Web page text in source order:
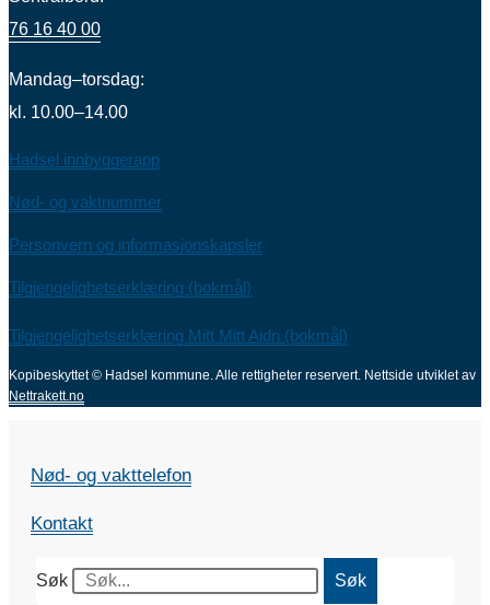
76 16 40 00
Mandag–torsdag:
kl. 10.00–14.00
Hadsel innbyggerapp
Nød- og vaktnummer
Personvern og informasjonskapsler
Tilgjengelighetserklæring (bokmål)
Tilgjengelighetserklæring Mitt Mitt Aidn (bokmål)
Kopibeskyttet © Hadsel kommune. Alle rettigheter reservert. Nettside utviklet av
Nettrakett.no
Nød- og vakttelefon
Kontakt
Søk Søk